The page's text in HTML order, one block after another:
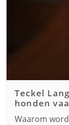
Teckel
honden
Waarom